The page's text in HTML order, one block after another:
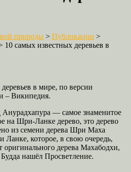
природы > Публикации >
10 самых известных деревьев в
в мире, по версии
– Википедия.
Анурадхапура — самое знаменитое
на Шри-Ланке дерево, это дерево
из семени дерева Шри Маха
которое, в свою очередь,
оригинального дерева Махабодхи,
нашёл Просветление.